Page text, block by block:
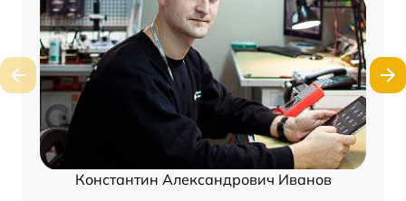
Константин Александрович Иванов